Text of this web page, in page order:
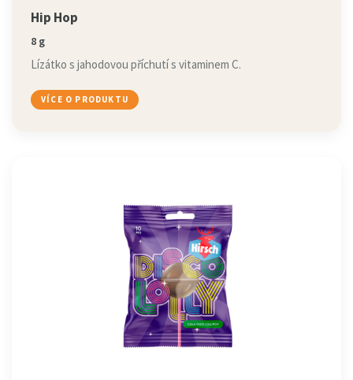
Hip Hop
8 g
Lízátko s jahodovou příchutí s vitaminem C.
VÍCE O PRODUKTU